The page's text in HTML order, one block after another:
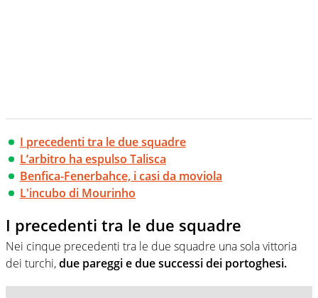
I precedenti tra le due squadre
L’arbitro ha espulso Talisca
Benfica-Fenerbahce, i casi da moviola
L'incubo di Mourinho
I precedenti tra le due squadre
Nei cinque precedenti tra le due squadre una sola vittoria
dei turchi,due pareggi e due successi dei portoghesi.